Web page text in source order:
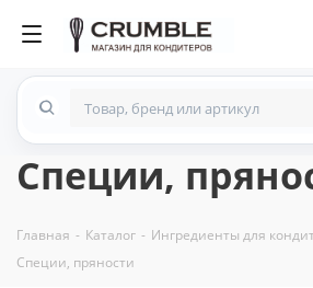
Специи,
Главная - Каталог - Ингредиенты для
Специи, пряности